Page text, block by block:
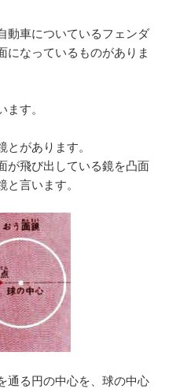
動車についているフェンダ
になっているものがありま
す。
があります。
が飛び出している鏡を凸面
言います。
通る円の中心を、球の中心